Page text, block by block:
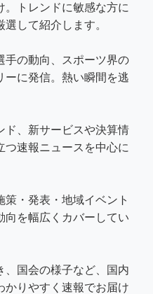
。トレンドに敏感な方に
して紹介します。
手の動向、スポーツ界の
ーに発信。熱い瞬間を逃
ド、新サービスや決算情
つ速報ニュースを中心に
・発表・地域イベント
向を幅広くカバーしてい
、国会の様子など、国内
かりやすく速報でお届け